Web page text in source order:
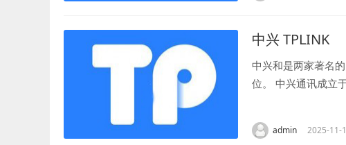
中兴 TPLINK
中兴和是两家著名
位。 中兴通讯成立
admin 2025-11-